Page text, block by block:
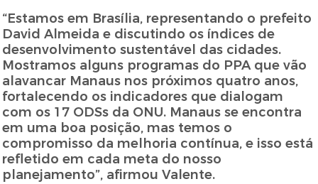
“Estamos em Brasília, representando o prefeito
David Almeida e discutindo os índices de
desenvolvimento sustentável das cidades.
Mostramos alguns programas do PPA que vão
alavancar Manaus nos próximos quatro anos,
fortalecendo os indicadores que dialogam
com os 17 ODSs da ONU. Manaus se encontra
em uma boa posição, mas temos o
compromisso da melhoria contínua, e isso está
refletido em cada meta do nosso
planejamento”, afirmou Valente.